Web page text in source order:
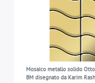
Mosaico metallo solido
BM disegnato da Karim